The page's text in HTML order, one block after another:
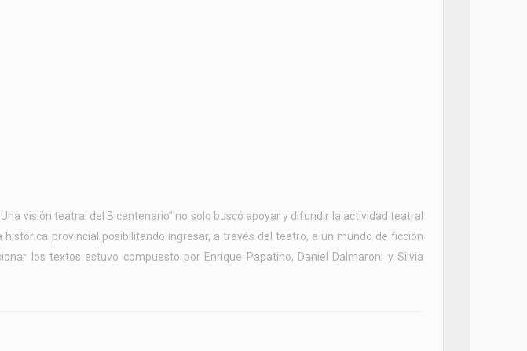
visión teatral del Bicentenario” no solo buscó apoyar y difundir la actividad teatral
provincial posibilitando ingresar, a través del teatro, a un mundo de ficción
los textos estuvo compuesto por Enrique Papatino, Daniel Dalmaroni y Silvia